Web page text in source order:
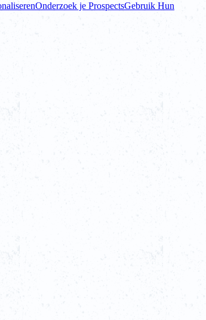
Onderzoek je ProspectsGebruik Hun